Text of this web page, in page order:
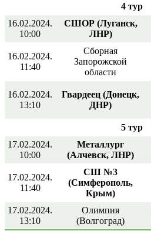
4 тур
16.02.2024.
10:00
СШОР (Луганск,
ЛНР)
16.02.2024.
11:40
Сборная
Запорожской
области
16.02.2024.
13:10
Гвардеец (Донецк,
ДНР)
5 тур
17.02.2024.
10:00
Металлург
(Алчевск, ЛНР)
17.02.2024.
11:40
СШ №3
(Симферополь,
Крым)
17.02.2024.
13:10
Олимпия
(Волгоград)